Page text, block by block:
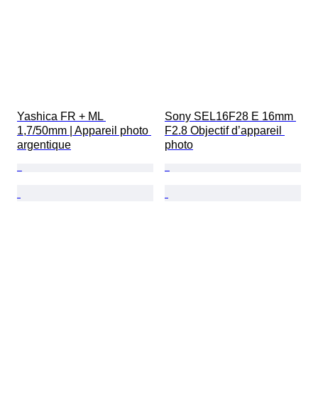
Yashica FR + ML
1,7/50mm | Appareil photo
argentique
Sony SEL16F28 E 16mm
F2.8 Objectif d’appareil
photo